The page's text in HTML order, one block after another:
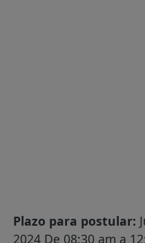
Plazo para postular:
2024 De 08:30 am a